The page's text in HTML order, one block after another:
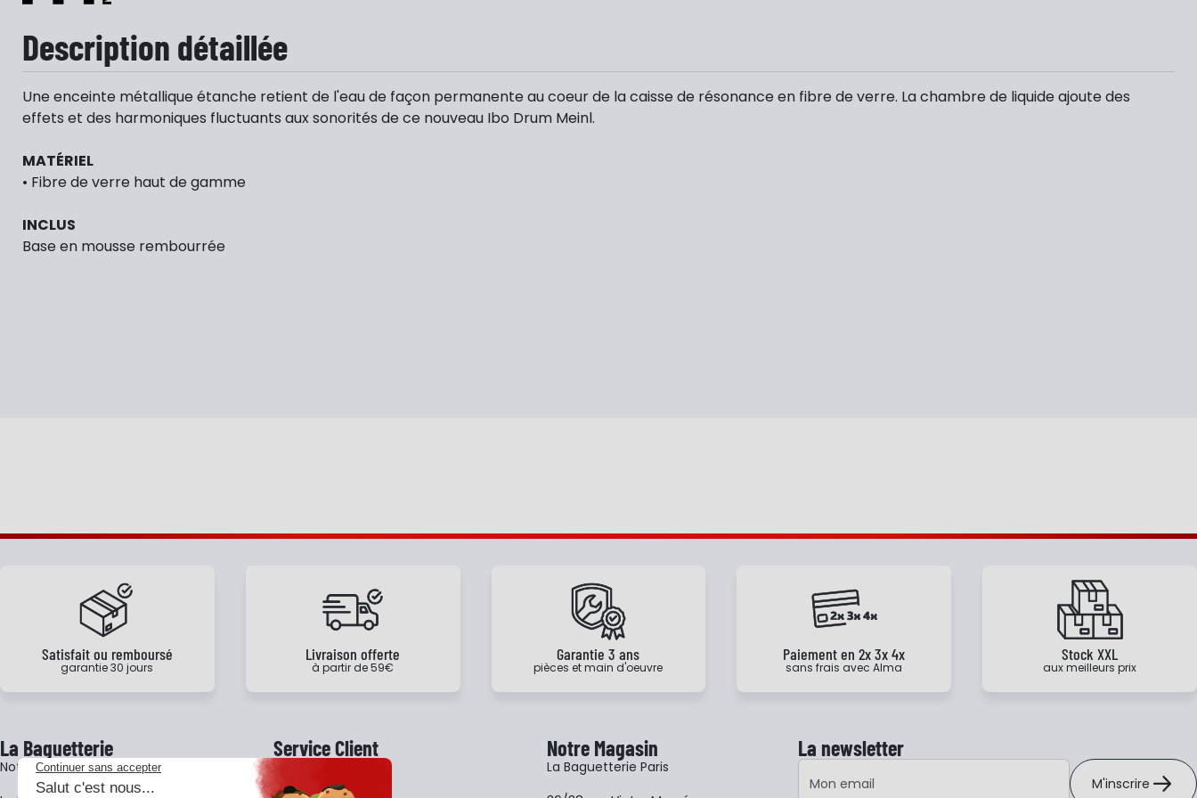
Description détaillée
Une enceinte métallique étanche retient de l'eau de façon permanente au coeur de la caisse de résonance en fibre de verre. La chambre de liquide ajoute des
effets et des harmoniques fluctuants aux sonorités de ce nouveau Ibo Drum Meinl.
MATÉRIEL
• Fibre de verre haut de gamme
INCLUS
Base en mousse rembourrée
Satisfait ou remboursé
garantie 30 jours
Livraison offerte
à partir de 59€
Garantie 3 ans
pièces et main d'oeuvre
Paiement en 2x 3x 4x
sans frais avec Alma
Stock XXL
aux meilleurs prix
La Baguetterie
Notre histoire
Service Client Notre Magasin
La Baguetterie Paris
La newsletter
Adresse e-mail
M'inscrire